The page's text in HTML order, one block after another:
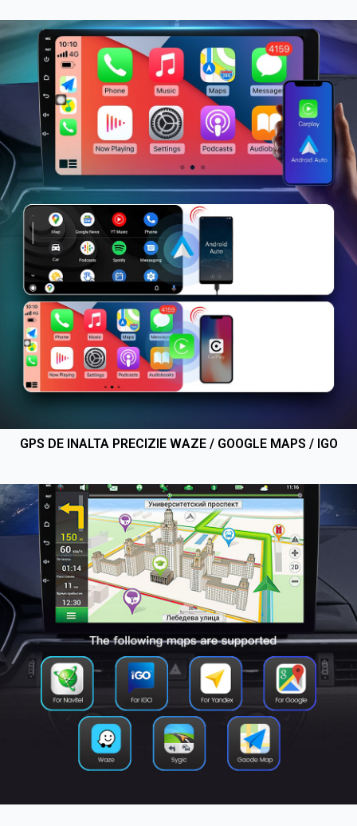
GPS DE INALTA PRECIZIE WAZE / GOOGLE MAPS / IGO